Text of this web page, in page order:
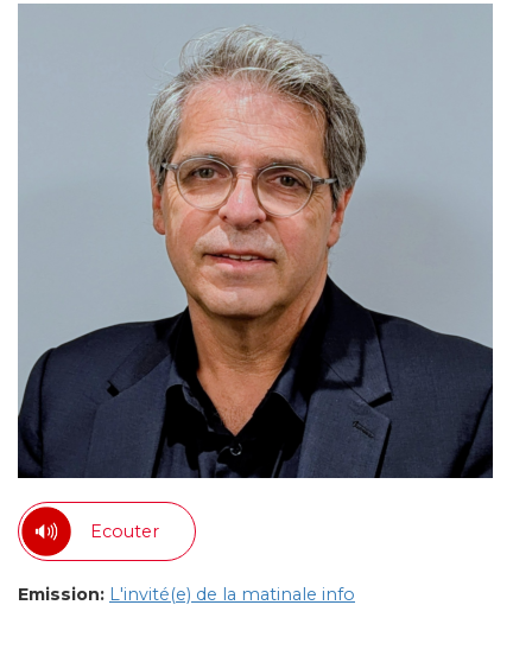
Ecouter
Emission: L'invité(e) de la matinale info